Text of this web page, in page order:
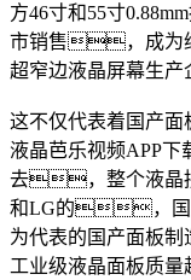
方46寸和55寸
市销售，成为
超窄边液晶屏幕生
这不仅代表着国产
液晶芭乐视频APP
去，整个液晶
和LG的，国
为代表的国产面板
工业级液晶面板质